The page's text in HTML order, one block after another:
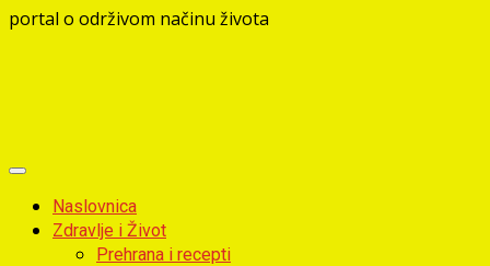
portal o održivom načinu života
Primary
MenuNaslovnica
Zdravlje i Život
Prehrana i recepti